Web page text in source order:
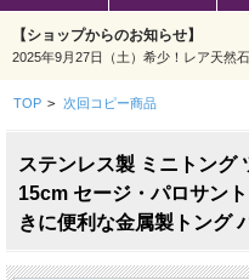
【ショップからのお知らせ】
2025年9月27日（土）希少！レア天然
TOP > 次回コピー商品
ステンレス製 ミニトング
15cm セージ・パロサン
きに便利な金属製トング